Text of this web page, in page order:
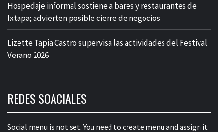
Hospedaje informal sostiene a bares y restaurantes de
Ixtapa; advierten posible cierre de negocios
Lizette Tapia Castro supervisa las actividades del Festival
Verano 2026
REDES SOACIALES
Social menu is not set. You need to create menu and assign it